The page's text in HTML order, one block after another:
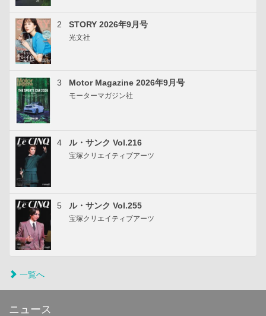
2 STORY 2026年9月号
光文社
3 Motor Magazine 2026年9月号
モーターマガジン社
4 ル・サンク Vol.216
宝塚クリエイティブアーツ
5 ル・サンク Vol.255
宝塚クリエイティブアーツ
一覧へ
ニュース